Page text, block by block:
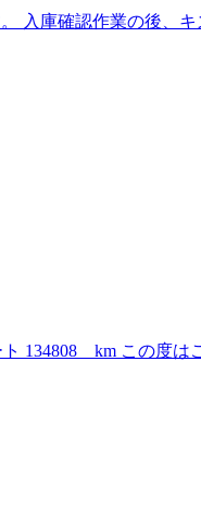
入庫確認作業の後、
km この度はご